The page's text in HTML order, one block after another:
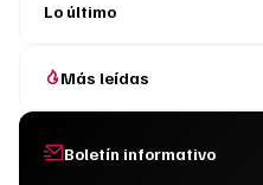
Lo último
Más leídas
Boletín informativo